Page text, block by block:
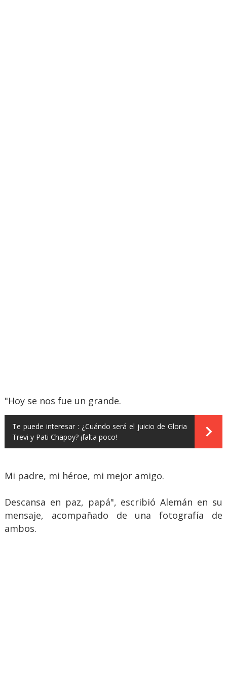
"Hoy se nos fue un grande.
Te puede interesar : ¿Cuándo será el juicio de Gloria
Trevi y Pati Chapoy? ¡falta poco!
Mi padre, mi héroe, mi mejor amigo.
Descansa en paz, papá", escribió Alemán en su
mensaje, acompañado de una fotografía de
ambos.